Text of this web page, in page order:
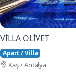
VİLLA OLİVET
Apart / Villa
Kaş / Antalya